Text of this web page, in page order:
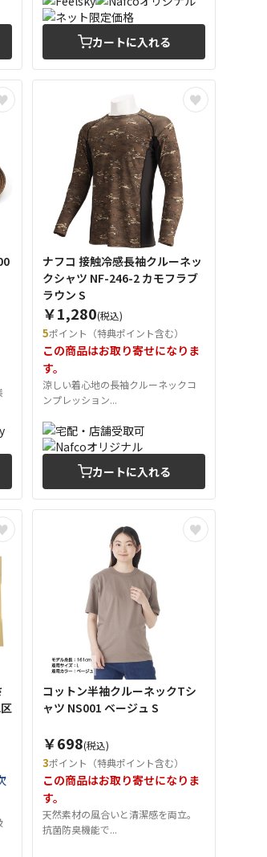
カートに入れる
ナフコ 接触冷感長袖クルーネッ
クシャツ NF-246-2 カモフラブ
ラウン S
￥1,280(税込)
5ポイント（特典ポイント含む）
この商品はお取り寄せになりま
す。
涼しい着心地の長袖クルーネックコ
ンプレッション...
カートに入れる
コットン半袖クルーネックTシ
ャツ NS001 ベージュ S
￥698(税込)
3ポイント（特典ポイント含む）
この商品はお取り寄せになりま
す。
天然素材の風合いと清潔感を両立。
抗菌防臭機能で...